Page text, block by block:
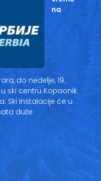
2020
na
do nedelje, 19.
ski centru Kopaonik
Ski instalacije će u
duže.